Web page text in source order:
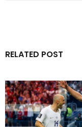
RELATED POST